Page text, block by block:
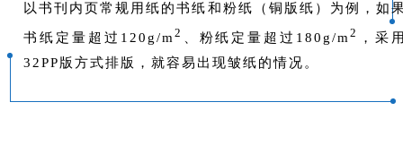
以书刊内页常规用纸的书纸和粉纸（铜版纸）为例，如
书纸定量超过120g/m 2 、粉纸定量超过180g/m2
，采
32PP版方式排版，就容易出现皱纸的情况。